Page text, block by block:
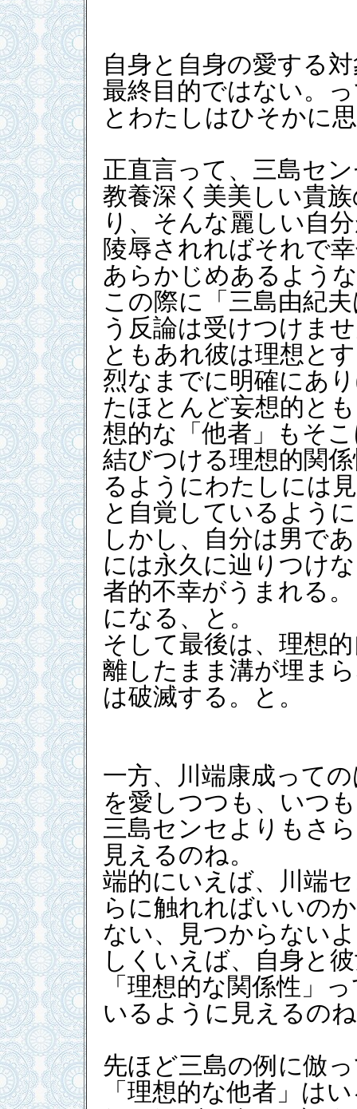
自身と自身の愛する
最終目的ではない。
とわたしはひそかに
正直言って、三島セ
教養深く美美しい貴
り、そんな麗しい自
陵辱されればそれで
あらかじめあるよう
この際に「三島由紀
う反論は受けつけま
ともあれ彼は理想と
烈なまでに明確にあ
たほとんど妄想的と
想的な「他者」もそ
結びつける理想的関
るようにわたしには
と自覚しているよう
しかし、自分は男で
には永久に辿りつけ
者的不幸がうまれる
になる、と。
そして最後は、理想
離したまま溝が埋ま
は破滅する。と。
一方、川端康成って
を愛しつつも、いつ
三島センセよりもさ
見えるのね。
端的にいえば、川端
らに触れればいいの
ない、見つからない
しくいえば、自身と
「理想的な関係性」
いるように見えるの
先ほど三島の例に倣
「理想的な他者」は